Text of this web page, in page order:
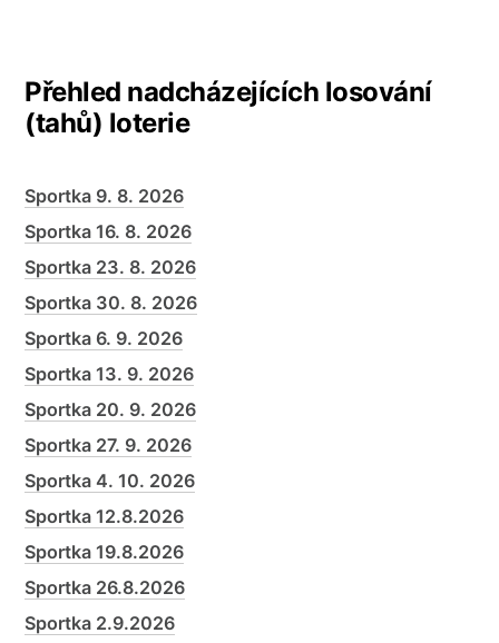
Přehled nadcházejících losování
(tahů) loterie
Sportka 9. 8. 2026
Sportka 16. 8. 2026
Sportka 23. 8. 2026
Sportka 30. 8. 2026
Sportka 6. 9. 2026
Sportka 13. 9. 2026
Sportka 20. 9. 2026
Sportka 27. 9. 2026
Sportka 4. 10. 2026
Sportka 12.8.2026
Sportka 19.8.2026
Sportka 26.8.2026
Sportka 2.9.2026